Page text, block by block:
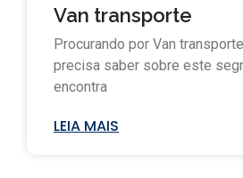
Van transporte
Procurando por Van
precisa saber sobre este
encontra
LEIA MAIS